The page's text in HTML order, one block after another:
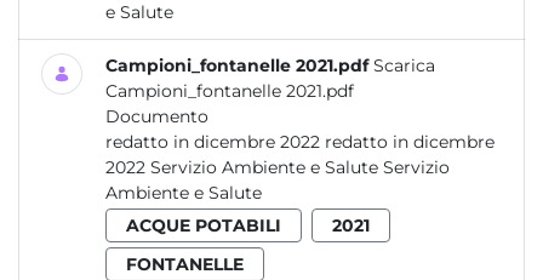
e Salute
Campioni_fontanelle 2021.pdf Scarica
Campioni_fontanelle 2021.pdf
Documento
redatto in dicembre 2022 redatto in dicembre
2022 Servizio Ambiente e Salute Servizio
Ambiente e Salute
ACQUE POTABILI
2021
FONTANELLE